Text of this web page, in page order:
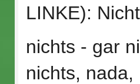
LINKE):
nichts ‑ gar
nichts,